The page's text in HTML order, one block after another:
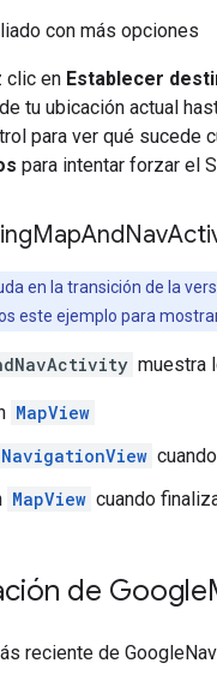
con más opciones
clic en Establecer
tu ubicación actual
para ver qué sucede
para intentar forzar el
MapAndNav
en la transición de la
este ejemplo para
muestra
MapView
NavigationView
MapView cuando
de Google
reciente de